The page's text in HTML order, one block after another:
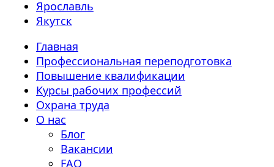
Ярославль
Якутск
Главная
Профессиональная переподготовка
Повышение квалификации
Курсы рабочих профессий
Охрана труда
О нас
Блог
Вакансии
FAQ